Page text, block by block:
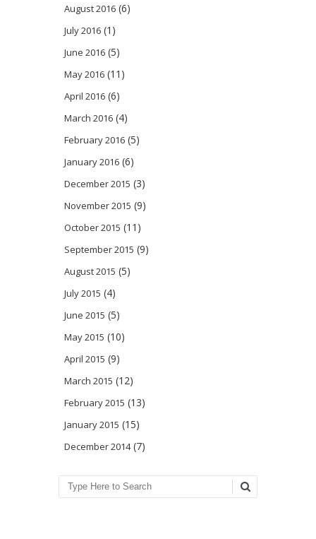
August 2016 (6)
July 2016 (1)
June 2016 (5)
May 2016 (11)
April 2016 (6)
March 2016 (4)
February 2016 (5)
January 2016 (6)
December 2015 (3)
November 2015 (9)
October 2015 (11)
September 2015 (9)
August 2015 (5)
July 2015 (4)
June 2015 (5)
May 2015 (10)
April 2015 (9)
March 2015 (12)
February 2015 (13)
January 2015 (15)
December 2014(7)
Search